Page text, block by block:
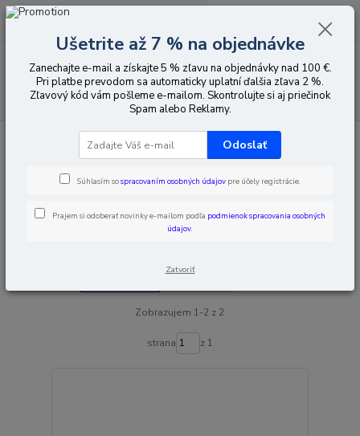
Hľadať
0,00 EUR
CCTV vybavenie Držiaky pre kamery
Distančné držiaky
Upresniť parametre
Najdrahšie
Zobrazujem 1-2 z 2
strana z 1
Ušetrite až 7 % na objednávke
Zanechajte e-mail a získajte 5 % zľavu na objednávky nad 100 €.
Pri platbe prevodom sa automaticky uplatní ďalšia zľava 2 %.
Zľavový kód vám pošleme e-mailom. Skontrolujte si aj priečinok
Spam alebo Reklamy.
Odoslať
Súhlasím sospracovaním osobných údajov pre účely registrácie.
Prajem si odoberať novinky e-mailom podľa podmienok spracovania osobných
údajov.
Zatvoriť